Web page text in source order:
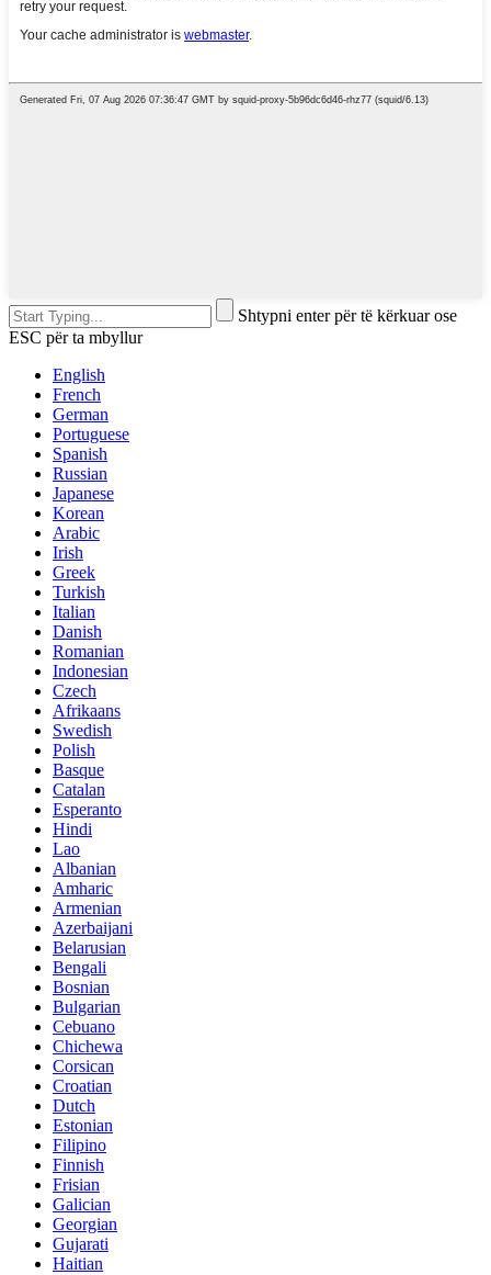
Shtypni enter për të kërkuar ose
ESC për ta mbyllur
English
French
German
Portuguese
Spanish
Russian
Japanese
Korean
Arabic
Irish
Greek
Turkish
Italian
Danish
Romanian
Indonesian
Czech
Afrikaans
Swedish
Polish
Basque
Catalan
Esperanto
Hindi
Lao
Albanian
Amharic
Armenian
Azerbaijani
Belarusian
Bengali
Bosnian
Bulgarian
Cebuano
Chichewa
Corsican
Croatian
Dutch
Estonian
Filipino
Finnish
Frisian
Galician
Georgian
Gujarati
Haitian